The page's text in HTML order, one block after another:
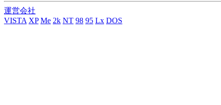
運営会社
VISTA XP Me 2k NT 98 95 Lx DOS